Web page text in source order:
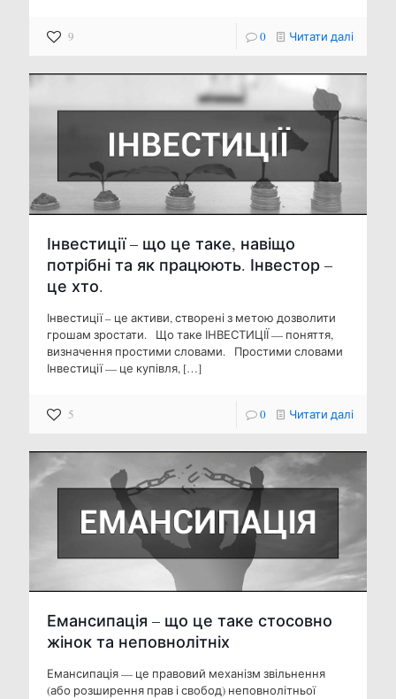
9 0 Читати далі
Інвестиції – що це таке, навіщо
потрібні та як працюють. Інвестор –
це хто.
Інвестиції – це активи, створені з метою дозволити
грошам зростати. Що таке ІНВЕСТИЦІЇ — поняття,
визначення простими словами. Простими словами
Інвестиції — це купівля, […]
5 0 Читати далі
Емансипація – що це таке стосовно
жінок та неповнолітніх
Емансипація — це правовий механізм звільнення
(або розширення прав і свобод) неповнолітньої